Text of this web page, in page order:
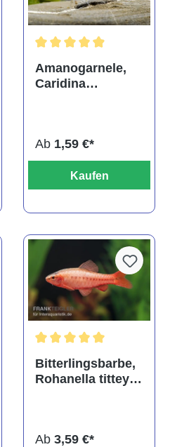
Amanogarnele,
Caridina
Ab 1,59 €*
Kaufen
Bitterlingsbarbe,
Rohanella titteya,
Ab 3,59 €*